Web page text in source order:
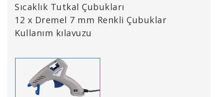
Sıcaklık Tutkal Çubukları
12 x Dremel 7 mm Renkli Çubuklar
Kullanım kılavuzu